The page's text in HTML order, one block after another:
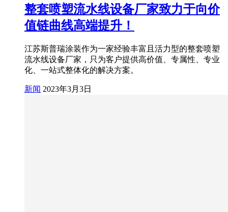
整套喷塑流水线设备厂家致力于向价
值链曲线高端提升！
江苏斯普瑞涂装作为一家经验丰富且活力型的整套喷塑
流水线设备厂家，只为客户提供高价值、专属性、专业
化、一站式整体化的解决方案。
新闻 2023年3月3日